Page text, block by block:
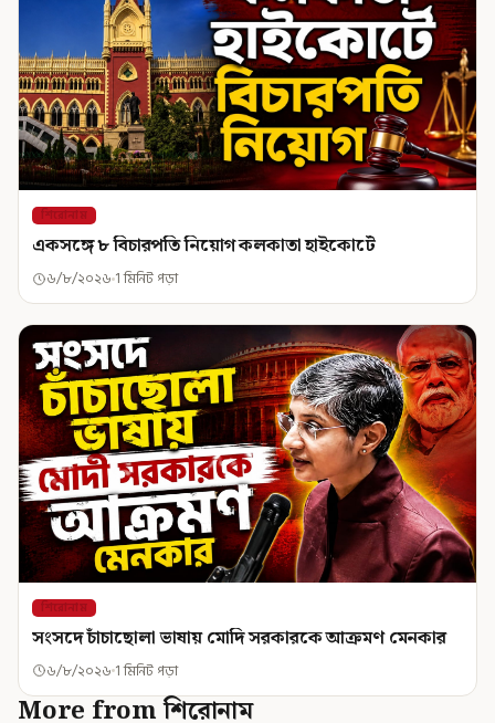
শিরোনাম
একসঙ্গে ৮ বিচারপতি নিয়োগ কলকাতা হাইকোর্টে
৬/৮/২০২৬ 1 মিনিট পড়া
শিরোনাম
সংসদে চাঁচাছোলা ভাষায় মোদি সরকারকে আক্রমণ মেনকার
৬/৮/২০২৬ 1 মিনিট পড়া
More from শিরোনাম